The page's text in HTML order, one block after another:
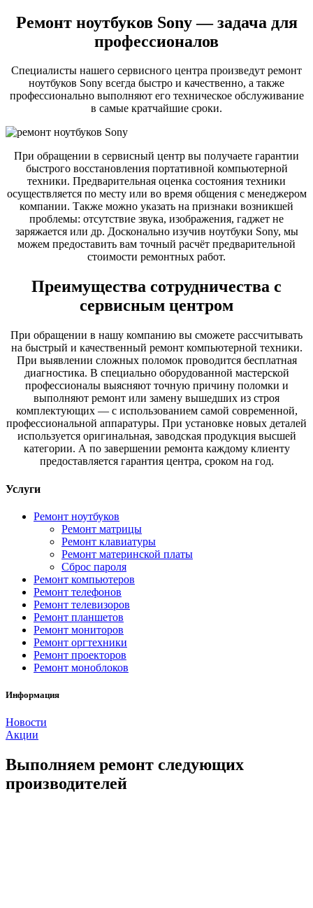
Ремонт ноутбуков Sony — задача для
профессионалов
Специалисты нашего сервисного центра произведут ремонт
ноутбуков Sony всегда быстро и качественно, а также
профессионально выполняют его техническое обслуживание
в самые кратчайшие сроки.
При обращении в сервисный центр вы получаете гарантии
быстрого восстановления портативной компьютерной
техники. Предварительная оценка состояния техники
осуществляется по месту или во время общения с менеджером
компании. Также можно указать на признаки возникшей
проблемы: отсутствие звука, изображения, гаджет не
заряжается или др. Досконально изучив ноутбуки Sony, мы
можем предоставить вам точный расчёт предварительной
стоимости ремонтных работ.
Преимущества сотрудничества с
сервисным центром
При обращении в нашу компанию вы сможете рассчитывать
на быстрый и качественный ремонт компьютерной техники.
При выявлении сложных поломок проводится бесплатная
диагностика. В специально оборудованной мастерской
профессионалы выясняют точную причину поломки и
выполняют ремонт или замену вышедших из строя
комплектующих — с использованием самой современной,
профессиональной аппаратуры. При установке новых деталей
используется оригинальная, заводская продукция высшей
категории. А по завершении ремонта каждому клиенту
предоставляется гарантия центра, сроком на год.
Услуги
Ремонт ноутбуков
Ремонт матрицы
Ремонт клавиатуры
Ремонт материнской платы
Сброс пароля
Ремонт компьютеров
Ремонт телефонов
Ремонт телевизоров
Ремонт планшетов
Ремонт мониторов
Ремонт оргтехники
Ремонт проекторов
Ремонт моноблоков
Информация
Новости
Акции
Выполняем ремонт следующих
производителей